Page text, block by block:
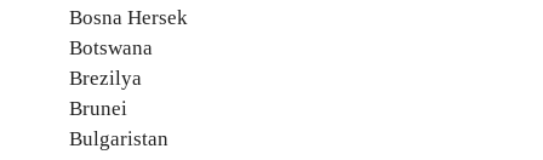
Bosna Hersek
Botswana
Brezilya
Brunei
Bulgaristan